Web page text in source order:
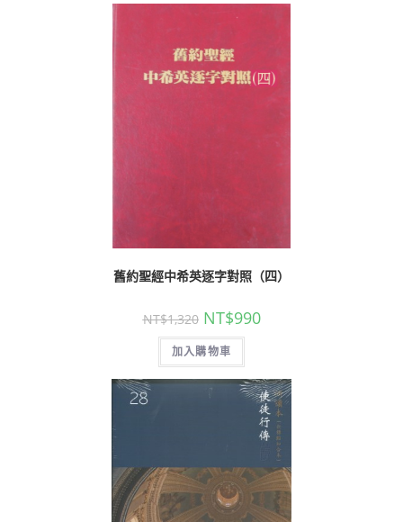
舊約聖經中希英逐字對照（四）
NT$1,320 NT$990
加入購物車